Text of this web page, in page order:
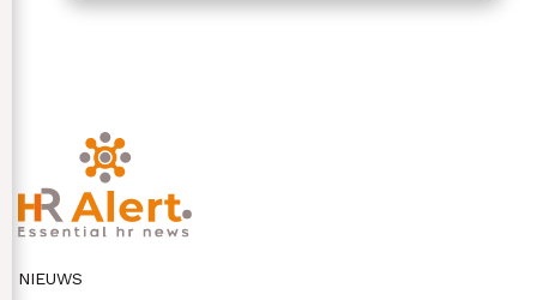
NIEUWS